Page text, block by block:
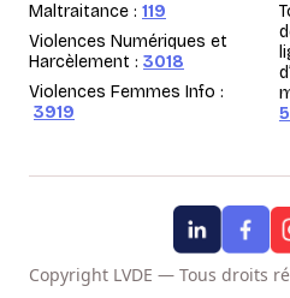
Maltraitance : 119
Violences Numériques et
Harcèlement : 3018
Violences Femmes Info :
3919
Copyright LVDE — Tous droits